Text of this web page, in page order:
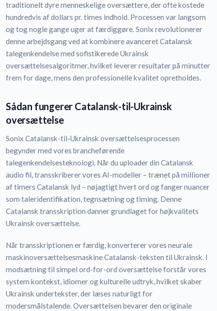
traditionelt dyre menneskelige oversættere, der ofte kostede
hundredvis af dollars pr. times indhold. Processen var langsom
og tog nogle gange uger at færdiggøre. Sonix revolutionerer
denne arbejdsgang ved at kombinere avanceret Catalansk
talegenkendelse med sofistikerede Ukrainsk
oversættelsesalgoritmer, hvilket leverer resultater på minutter
frem for dage, mens den professionelle kvalitet opretholdes.
Sådan fungerer Catalansk-til-Ukrainsk
oversættelse
Sonix Catalansk-til-Ukrainsk oversættelsesprocessen
begynder med vores brancheførende
talegenkendelsesteknologi. Når du uploader din Catalansk
audio fil, transskriberer vores AI-modeller – trænet på millioner
af timers Catalansk lyd – nøjagtigt hvert ord og fanger nuancer
som taleridentifikation, tegnsætning og timing. Denne
Catalansk transskription danner grundlaget for højkvalitets
Ukrainsk oversættelse.
Når transskriptionen er færdig, konverterer vores neurale
maskinoversættelsesmaskine Catalansk-teksten til Ukrainsk. I
modsætning til simpel ord-for-ord oversættelse forstår vores
system kontekst, idiomer og kulturelle udtryk, hvilket skaber
Ukrainsk undertekster, der læses naturligt for
modersmålstalende. Oversættelsen bevarer den originale